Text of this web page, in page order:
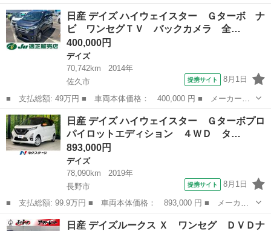
名： 日産 ■ 車種名： デイズルークス ■ グレード名： Ｓ ４
ＷＤ 純正ナビ フルセグＴＶ シートヒーター 両側スライドド
ア キーレス ...
長野 佐久市 デイズ
日産 デイズ ハイウェイスター Ｇターボ ナ
ビ ワンセグＴＶ バックカメラ 全…
400,000円
デイズ
70,742km
2014年
佐久市
提携サイト 8月1日
■ 支払総額: 49万円 ■ 車両本体価格： 400,000 円 ■ メーカー
名： 日産 ■ 車種名： デイズ ■ グレード名： ハイウェイスタ
ー Ｇターボ ナビ ワンセグＴＶ バックカメラ 全周囲カメラ
ＣＤ スマートキ...
長野 佐久市 デイズ
日産 デイズ ハイウェイスター Ｇターボプロ
パイロットエディション ４ＷＤ タ…
893,000円
デイズ
78,090km
2019年
長野市
提携サイト 8月1日
■ 支払総額: 99.9万円 ■ 車両本体価格： 893,000 円 ■ メーカー
名： 日産 ■ 車種名： デイズ ■ グレード名： ハイウェイスタ
ー Ｇターボプロパイロットエディション ４ＷＤ ターボ 純正９
長野 長野市 デイズ
日産 デイズルークス Ｘ ワンセグ ＤＶＤナ